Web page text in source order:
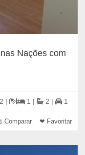
Nações com
2 | 1 | 2 | 1
Comparar ❤ Favoritar